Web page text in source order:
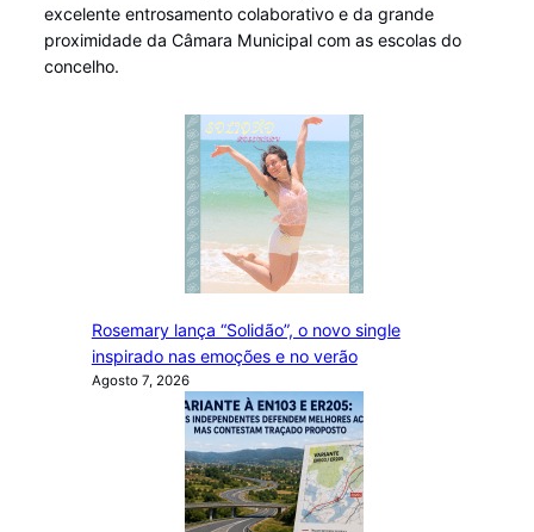
excelente entrosamento colaborativo e da grande
proximidade da Câmara Municipal com as escolas do
concelho.
Rosemary lança “Solidão”, o novo single
inspirado nas emoções e no verão
Agosto 7, 2026